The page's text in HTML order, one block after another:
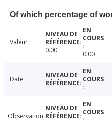
Of which percentage of
Valeur
0.00
0.00
Date
Observation